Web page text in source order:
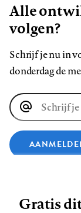
Alle
volgen?
Schrijf je nu in
donderdag de
E-
Zie onze cookie
Gratis